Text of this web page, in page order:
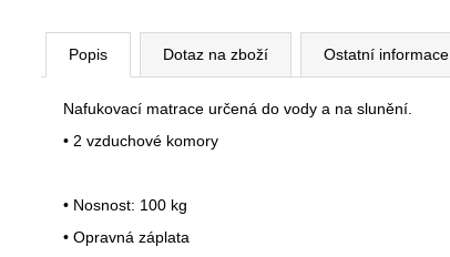
Popis Dotaz na zboží Ostatní informace
Nafukovací matrace určená do vody a na slunění.
• 2 vzduchové komory
• Nosnost: 100 kg
• Opravná záplata